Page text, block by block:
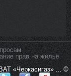
прав на жильё
«Черкасигаз» ... ©